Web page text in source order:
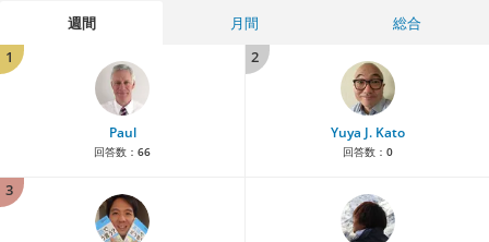
週間 月間
総合
1
Paul
回答数： 66
2
Yuya J. Kato
回答数： 0
3